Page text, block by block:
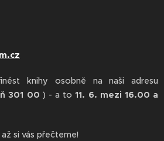
knihy osobně na naši adresu
301 00 ) - a to11. 6. mezi 16.00 a
si vás přečteme!